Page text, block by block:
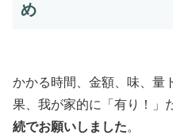
め
かかる時間、金額、味、量
果、我が家的に「有り！」
続でお願いしました。